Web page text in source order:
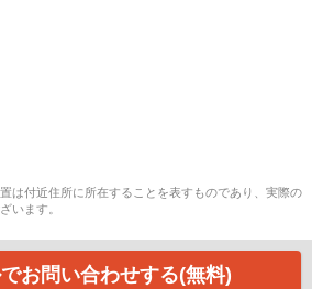
は付近住所に所在することを表すものであり、実際の
います。
お問い合わせする(無料)